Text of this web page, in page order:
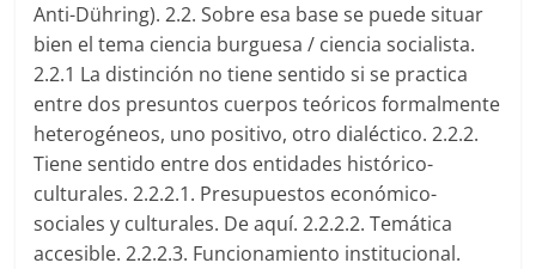
Anti-Dühring). 2.2. Sobre esa base se puede situar
bien el tema ciencia burguesa / ciencia socialista.
2.2.1 La distinción no tiene sentido si se practica
entre dos presuntos cuerpos teóricos formalmente
heterogéneos, uno positivo, otro dialéctico. 2.2.2.
Tiene sentido entre dos entidades histórico-
culturales. 2.2.2.1. Presupuestos económico-
sociales y culturales. De aquí. 2.2.2.2. Temática
accesible. 2.2.2.3. Funcionamiento institucional.